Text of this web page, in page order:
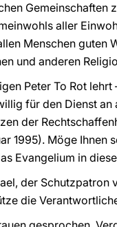
Gemeinschaften
aller
Menschen guten
und anderen
Peter To Rot lehrt
für den Dienst
der
1995). Möge
Evangelium in
der Schutzpatron
die